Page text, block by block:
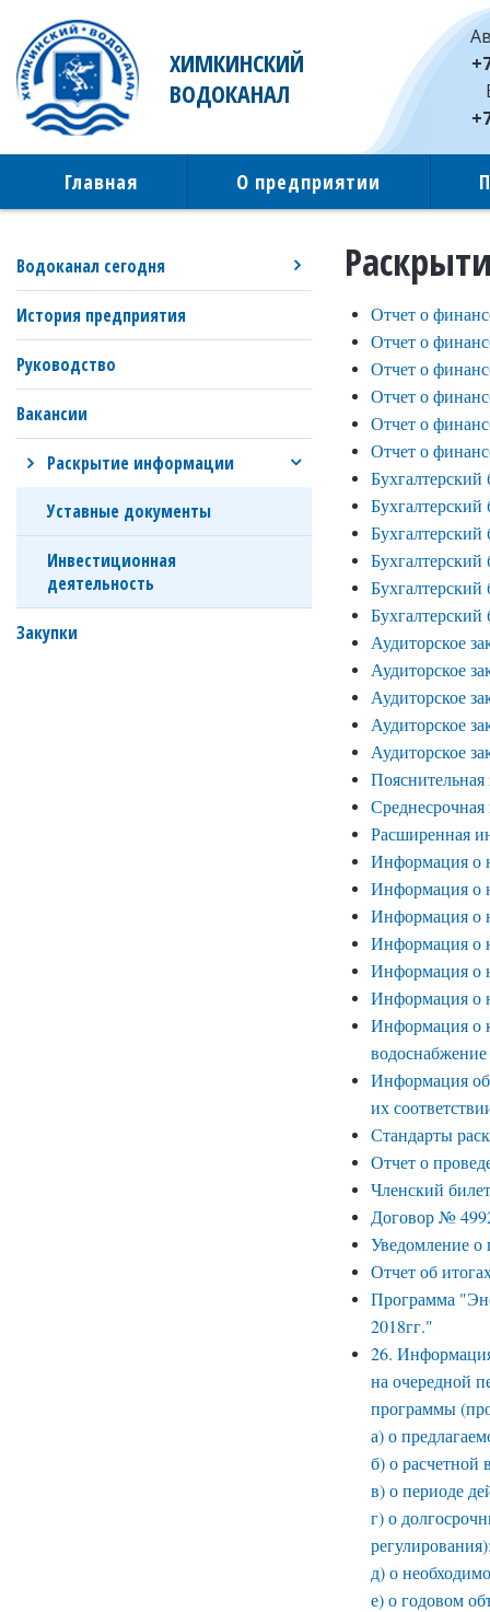
ХИМКИНСКИЙ
ВОДОКАНАЛ
Главная О предприятии
Водоканал сегодня
История предприятия
Руководство
Вакансии
Раскрытие информации
Уставные документы
Инвестиционная
деятельность
Закупки
Отчет о
Отчет о
Отчет о
Отчет о
Отчет о
Отчет о
Бухгалтерский
Бухгалтерский
Бухгалтерский
Бухгалтерский
Бухгалтерский
Бухгалтерский
Аудиторское
Аудиторское
Аудиторское
Аудиторское
Аудиторское
Пояснительная
Расширенная
Информация о
Информация о
Информация о
Информация о
Информация о
Информация о
Информация о
Информация об
их
Стандарты
Отчет о
Членский
Договор №
Уведомление о
Отчет об
Программа
2018гг."
26.
на очередной
программы
а) о
б) о расчетной
в) о периоде
г) о
д) о
е) о годовом